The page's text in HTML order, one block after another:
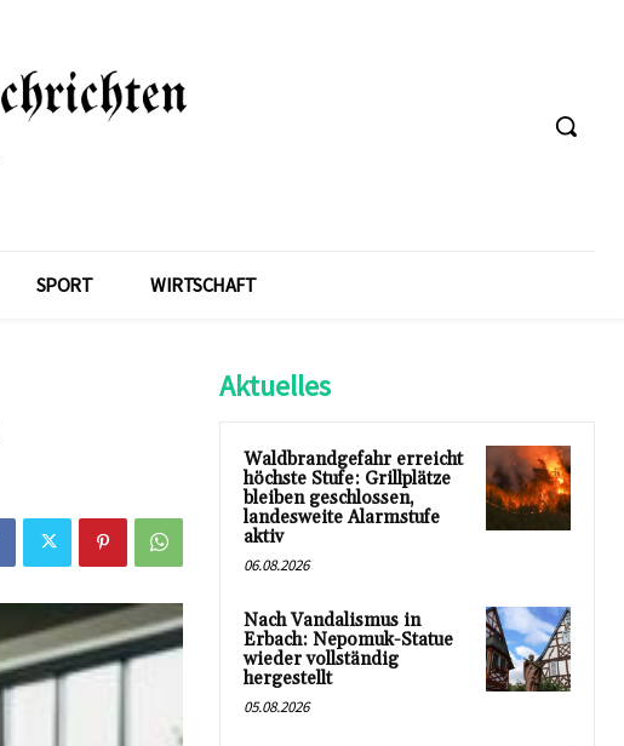
SPORT WIRTSCHAFT
Aktuelles
Waldbrandgefahr erreicht
höchste Stufe: Grillplätze
bleiben geschlossen,
landesweite Alarmstufe
aktiv
06.08.2026
Nach Vandalismus in
Erbach: Nepomuk-Statue
wieder vollständig
hergestellt
05.08.2026